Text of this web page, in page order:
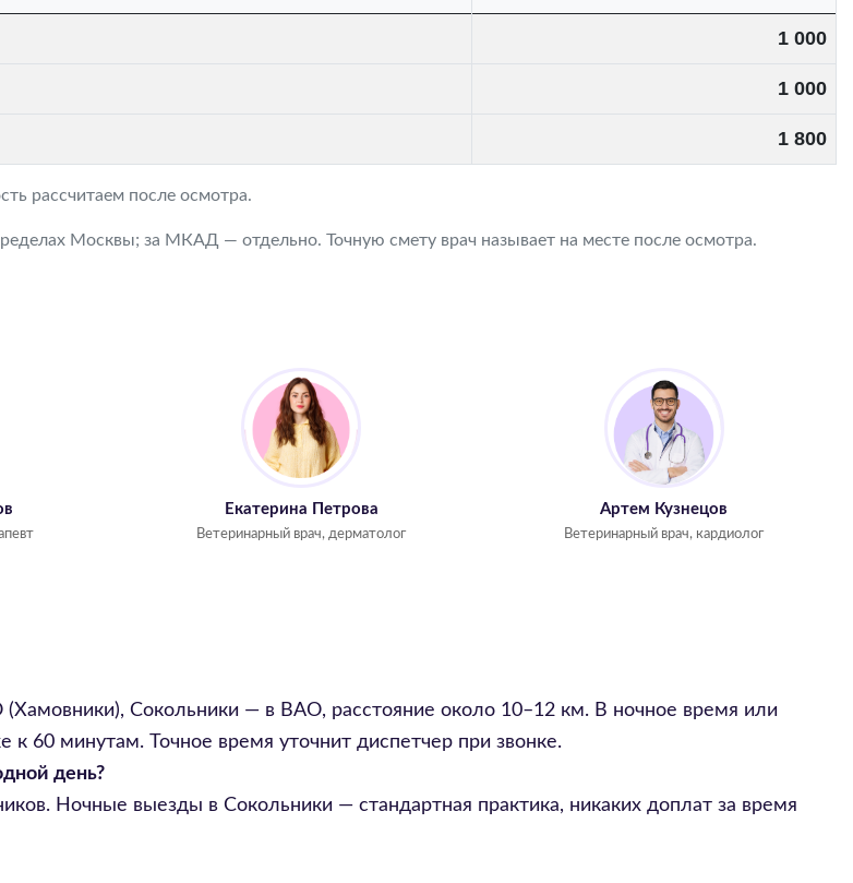
1 000
1 000
1 800
рассчитаем после осмотра.
Москвы; за МКАД — отдельно. Точную смету врач называет на месте после осмотра.
Екатерина Петрова
Ветеринарный врач, дерматолог
Артем Кузнецов
Ветеринарный врач, кардиолог
Сокольники — в ВАО, расстояние около 10–12 км. В ночное время или
60 минутам. Точное время уточнит диспетчер при звонке.
день?
Ночные выезды в Сокольники — стандартная практика, никаких доплат за время